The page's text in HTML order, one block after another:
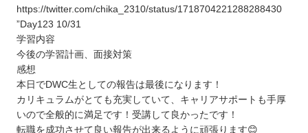
https://twitter.com/chika_2310/status/1718704221288288430
”Day123 10/31
学習内容
今後の学習計画、面接対策
感想
本日でDWC生としての報告は最後になります！
カリキュラムがとても充実していて、キャリアサポートも手厚
いので全般的に満足です！受講して良かったです！
転職を成功させて良い報告が出来るように頑張ります😊